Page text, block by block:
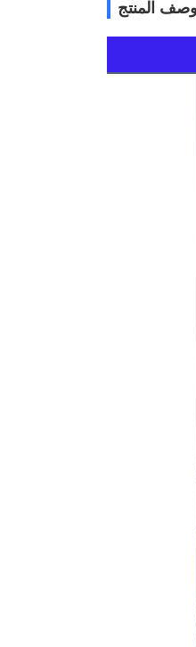
وصف المنتج